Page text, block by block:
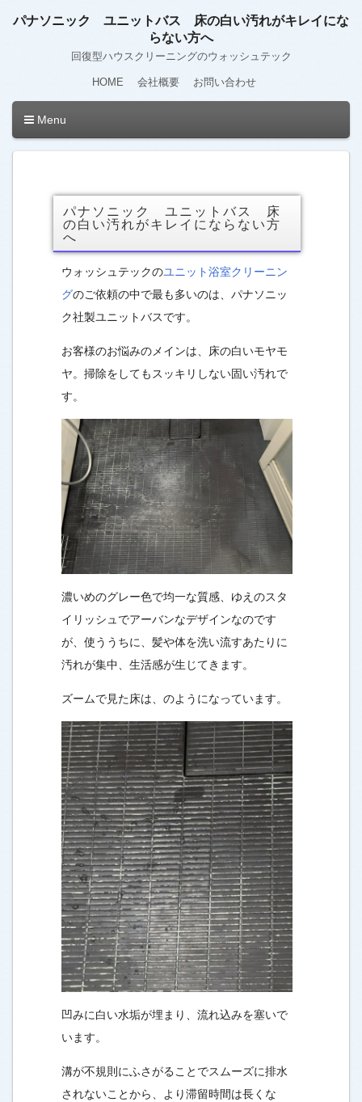
パナソニック ユニットバス 床の白い汚れがキレイにな
らない方へ
回復型ハウスクリーニングのウォッシュテック
HOME 会社概要 お問い合わせ
Menu
パナソニック ユニットバス 床
の白い汚れがキレイにならない方
へ
ウォッシュテックのユニット浴室クリーニン
グのご依頼の中で最も多いのは、パナソニッ
ク社製ユニットバスです。
お客様のお悩みのメインは、床の白いモヤモ
ヤ。掃除をしてもスッキリしない固い汚れで
す。
濃いめのグレー色で均一な質感、ゆえのスタ
イリッシュでアーバンなデザインなのです
が、使ううちに、髪や体を洗い流すあたりに
汚れが集中、生活感が生じてきます。
ズームで見た床は、のようになっています。
凹みに白い水垢が埋まり、流れ込みを塞いで
います。
溝が不規則にふさがることでスムーズに排水
されないことから、より滞留時間は長くな